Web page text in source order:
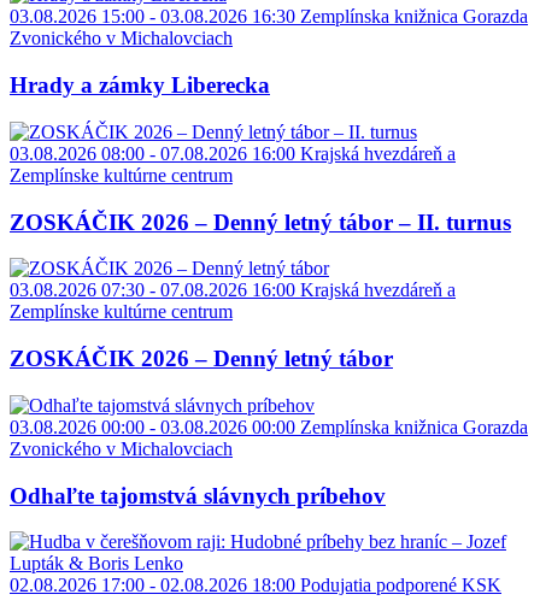
03.08.2026 15:00 - 03.08.2026 16:30 Zemplínska knižnica Gorazda
Zvonického v Michalovciach
Hrady a zámky Liberecka
03.08.2026 08:00 - 07.08.2026 16:00 Krajská hvezdáreň a
Zemplínske kultúrne centrum
ZOSKÁČIK 2026 – Denný letný tábor – II. turnus
03.08.2026 07:30 - 07.08.2026 16:00 Krajská hvezdáreň a
Zemplínske kultúrne centrum
ZOSKÁČIK 2026 – Denný letný tábor
03.08.2026 00:00 - 03.08.2026 00:00 Zemplínska knižnica Gorazda
Zvonického v Michalovciach
Odhaľte tajomstvá slávnych príbehov
02.08.2026 17:00 - 02.08.2026 18:00 Podujatia podporené KSK